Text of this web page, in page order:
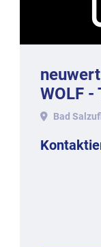
WOLF
Bad